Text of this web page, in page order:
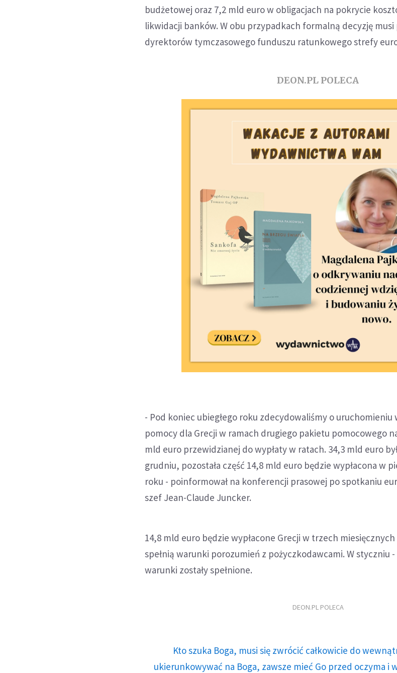
budżetowej oraz 7,2 mld euro w obligacjach na pokrycie
likwidacji banków. W obu przypadkach formalną decyzję musi
dyrektorów tymczasowego funduszu ratunkowego strefy euro
DEON.PL POLECA
- Pod koniec ubiegłego roku zdecydowaliśmy o uruchomieniu
pomocy dla Grecji w ramach drugiego pakietu pomocowego
mld euro przewidzianej do wypłaty w ratach. 34,3 mld euro
grudniu, pozostała część 14,8 mld euro będzie wypłacona w
roku - poinformował na konferencji prasowej po spotkaniu
szef Jean-Claude Juncker.
14,8 mld euro będzie wypłacone Grecji w trzech
spełnią warunki porozumień z pożyczkodawcami. W styczniu
warunki zostały spełnione.
DEON.PL POLECA
Kto szuka Boga, musi się zwrócić całkowicie do
ukierunkowywać na Boga, zawsze mieć Go przed oczyma i